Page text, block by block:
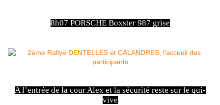
8h07 PORSCHE Boxster 987 grise
A l’entrée de la cour Alex et la sécurité reste sur le qui-
vive